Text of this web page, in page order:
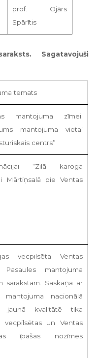
prof. Ojārs
Spārītis
Sagatavojuši
temats
mantojuma zīmei.
mantojuma vietai
centrs”
“Zilā karoga
Mārtiņsalā pie Ventas
vecpilsēta Ventas
Pasaules mantojuma
sarakstam. Saskaņā ar
mantojuma nacionālā
jaunā kvalitātē tika
vecpilsētas un Ventas
īpašas nozīmes